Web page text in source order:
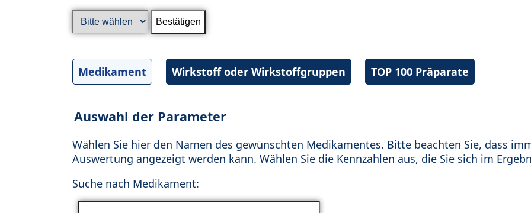
Medikament Wirkstoff oder Wirkstoffgruppen TOP 100 Präparate
Auswahl der Parameter
Wählen Sie hier den Namen des gewünschten Medikamentes. Bitte beachten Sie, dass
Auswertung angezeigt werden kann. Wählen Sie die Kennzahlen aus, die Sie sich im
Suche nach Medikament: